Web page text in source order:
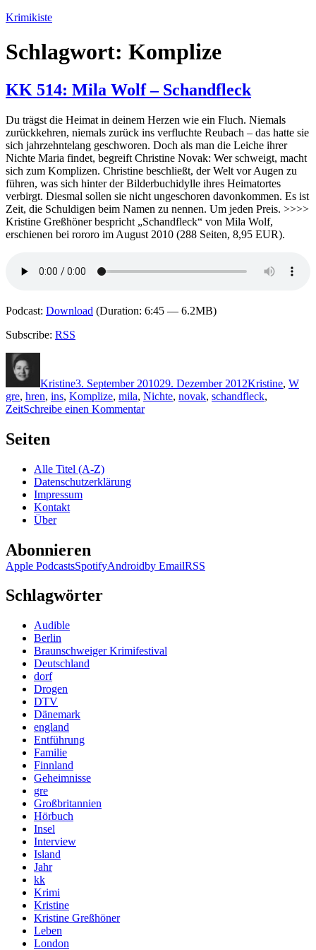
Zum
springen
Krimikiste
Schlagwort: Komplize
KK 514: Mila Wolf – Schandfleck
Du trägst die Heimat in deinem Herzen wie ein Fluch. Niemals
zurückkehren, niemals zurück ins verfluchte Reubach – das hatte sie
sich jahrzehntelang geschworen. Doch als man die Leiche ihrer
Nichte Maria findet, begreift Christine Novak: Wer schweigt, macht
sich zum Komplizen. Christine beschließt, der Welt vor Augen zu
führen, was sich hinter der Bilderbuchidylle ihres Heimatortes
verbirgt. Diesmal sollen sie nicht ungeschoren davonkommen. Es ist
Zeit, die Schuldigen beim Namen zu nennen. Um jeden Preis. >>>>
Kristine Greßhöner bespricht „Schandfleck“ von Mila Wolf,
erschienen bei rororo im August 2010 (288 Seiten, 8,95 EUR).
Podcast: Download (Duration: 6:45 — 6.2MB)
Subscribe: RSS
Kristine3. September 201029. Dezember 2012Kristine, W
gre, hren, ins, Komplize, mila, Nichte, novak, schandfleck,
ZeitSchreibe einen Kommentarzu
Seiten
Alle Titel (A-Z)
Datenschutzerklärung
Impressum
Kontakt
Über
Abonnieren
Apple PodcastsSpotifyAndroidby EmailRSS
Schlagwörter
Audible
Berlin
Braunschweiger Krimifestival
Deutschland
dorf
Drogen
DTV
Dänemark
england
Entführung
Familie
Finnland
Geheimnisse
gre
Großbritannien
Hörbuch
Insel
Interview
Island
Jahr
kk
Krimi
Kristine
Kristine Greßhöner
Leben
London